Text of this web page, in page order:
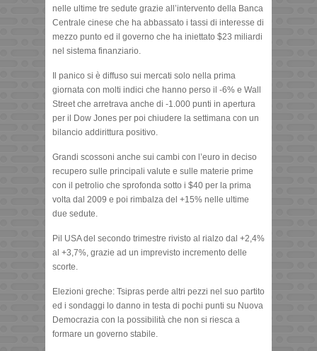
nelle ultime tre sedute grazie all’intervento della Banca
Centrale cinese che ha abbassato i tassi di interesse di
mezzo punto ed il governo che ha iniettato $23 miliardi
nel sistema finanziario.
Il panico si è diffuso sui mercati solo nella prima
giornata con molti indici che hanno perso il -6% e Wall
Street che arretrava anche di -1.000 punti in apertura
per il Dow Jones per poi chiudere la settimana con un
bilancio addirittura positivo.
Grandi scossoni anche sui cambi con l’euro in deciso
recupero sulle principali valute e sulle materie prime
con il petrolio che sprofonda sotto i $40 per la prima
volta dal 2009 e poi rimbalza del +15% nelle ultime
due sedute.
Pil USA del secondo trimestre rivisto al rialzo dal +2,4%
al +3,7%, grazie ad un imprevisto incremento delle
scorte.
Elezioni greche: Tsipras perde altri pezzi nel suo partito
ed i sondaggi lo danno in testa di pochi punti su Nuova
Democrazia con la possibilità che non si riesca a
formare un governo stabile.